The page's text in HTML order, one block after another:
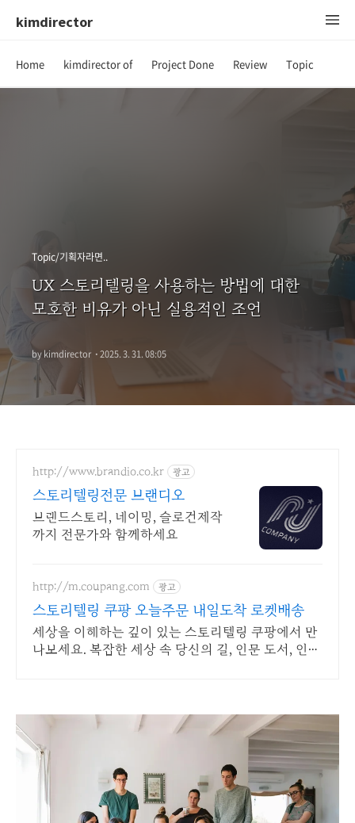
kimdirector
Home kimdirector of Project Done Review Topic
Topic/기획자라면..
UX 스토리텔링을 사용하는 방법에 대한
모호한 비유가 아닌 실용적인 조언
by kimdirector ·2025. 3. 31. 08:05
http://www.brandio.co.kr 광고
스토리텔링전문 브랜디오
브랜드스토리, 네이밍, 슬로건제작
까지 전문가와 함께하세요
http://m.coupang.com 광고
스토리텔링 쿠팡 오늘주문 내일도착 로켓배송
세상을 이해하는 깊이 있는 스토리텔링 쿠팡에서 만
나보세요. 복잡한 세상 속 당신의 길, 인문 도서, 인생